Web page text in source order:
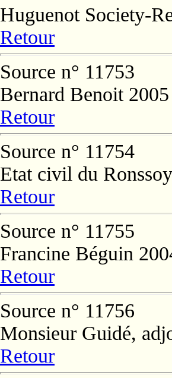
Huguenot Society-
Retour
Source n° 11753
Bernard Benoit 2005
Retour
Source n° 11754
Etat civil du Ronssoy
Retour
Source n° 11755
Francine Béguin
Retour
Source n° 11756
Monsieur Guidé,
Retour